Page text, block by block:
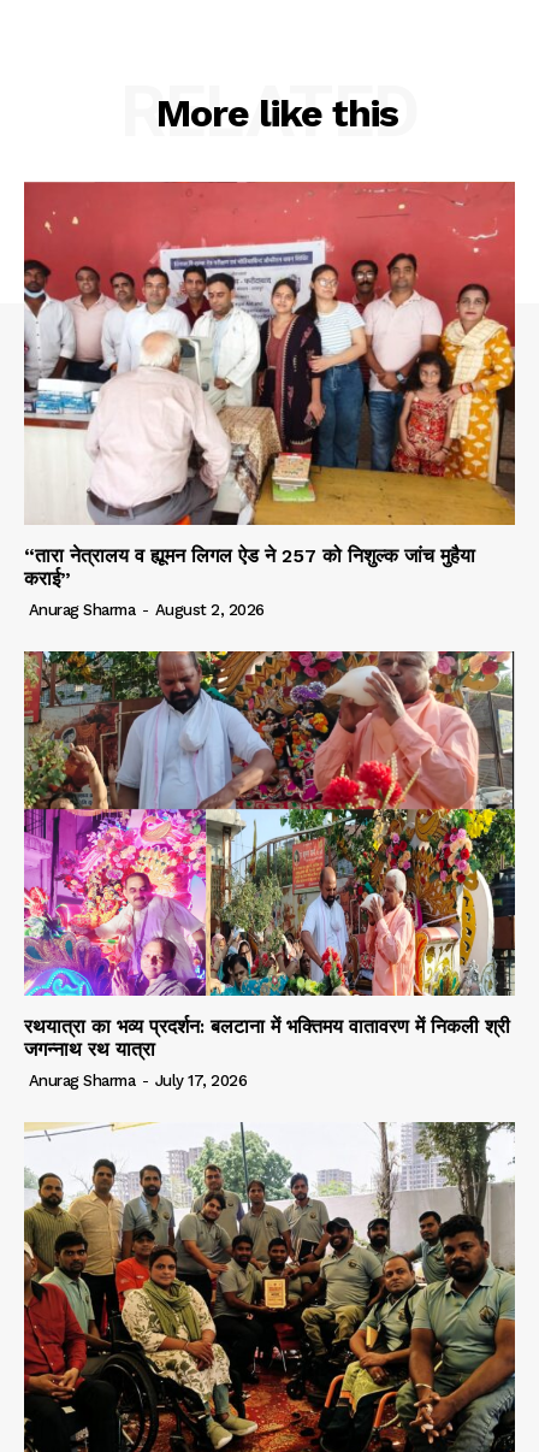
More like this
RELATED
“तारा नेत्रालय व ह्यूमन लिगल ऐड ने 257 को निशुल्क जांच मुहैया
कराई”
Anurag Sharma - August 2, 2026
रथयात्रा का भव्य प्रदर्शन: बलटाना में भक्तिमय वातावरण में निकली श्री
जगन्नाथ रथ यात्रा
Anurag Sharma - July 17, 2026